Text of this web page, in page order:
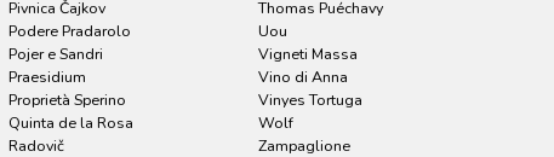
Pivnica Čajkov
Podere Pradarolo
Pojer e Sandri
Praesidium
Proprietà Sperino
Quinta de la Rosa
Radovič
Thomas Puéchavy
Uou
Vigneti Massa
Vino di Anna
Vinyes Tortuga
Wolf
Zampaglione